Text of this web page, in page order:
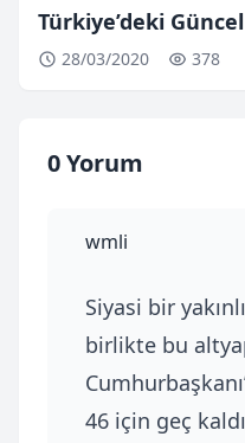
Türkiye’deki
28/03/2020 378
0 Yorum
wmli
Siyasi bir
birlikte bu
46 için geç